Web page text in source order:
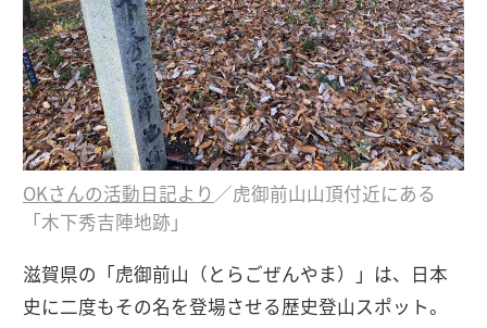
OKさんの活動日記より ／虎御前山山頂付近にある
「木下秀吉陣地跡」
滋賀県の「虎御前山（とらごぜんやま）」は、日本
史に二度もその名を登場させる歴史登山スポット。